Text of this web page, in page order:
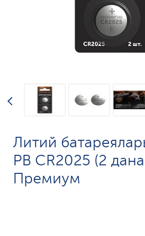
Литий
PB CR2025 (2
Премиум